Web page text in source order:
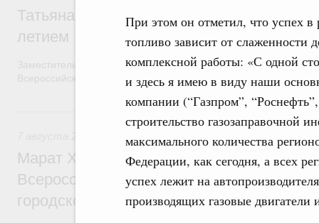
При этом он отметил, что успех в
топливо зависит от слаженности
комплексной работы: «С одной
и здесь я имею в виду наши
компании (“Газпром”,
строительство газозаправочной
максимального количества
Федерации, как сегодня, а всех
успех лежит на
производящих газовые двигатели
Татьяна Голикова поздравила
летием
Заместитель Председателя Правительства Татьяна Голикова
Всероссийского общественного движения «Волонтёры-
7 августа, пятница
Марат Хуснуллин провёл заседание
Всероссийского конкурса лучших
городской среды